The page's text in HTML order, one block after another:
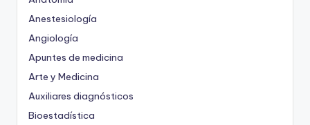
Anestesiología
Angiología
Apuntes de medicina
Arte y Medicina
Auxiliares diagnósticos
Bioestadística